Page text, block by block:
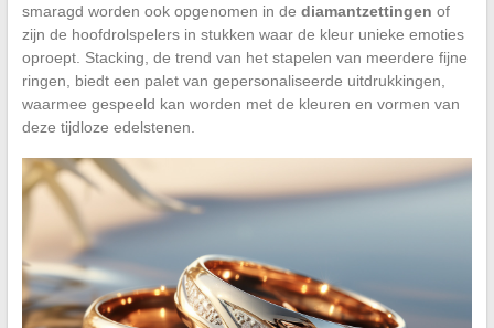
smaragd worden ook opgenomen in de diamantzettingen of
zijn de hoofdrolspelers in stukken waar de kleur unieke emoties
oproept. Stacking, de trend van het stapelen van meerdere fijne
ringen, biedt een palet van gepersonaliseerde uitdrukkingen,
waarmee gespeeld kan worden met de kleuren en vormen van
deze tijdloze edelstenen.